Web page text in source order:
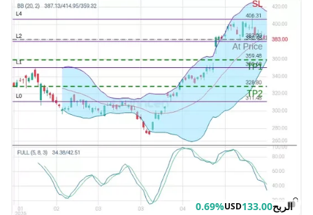
الربح133.00
USD
0.69%